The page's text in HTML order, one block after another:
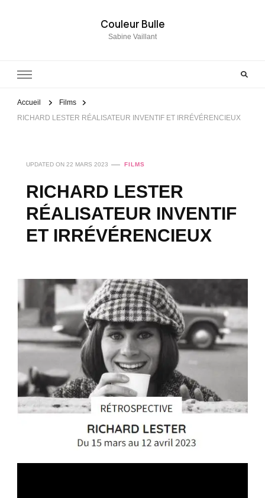
Couleur Bulle
Sabine Vaillant
Accueil
Films
RICHARD LESTER RÉALISATEUR INVENTIF ET IRRÉVÉRENCIEUX
UPDATED ON 22 MARS 2023 FILMS
RICHARD LESTER
RÉALISATEUR INVENTIF
ET IRRÉVÉRENCIEUX